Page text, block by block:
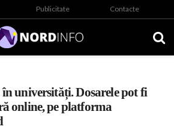
Publicitate Contacte
universități. Dosarele pot fi
online, pe platforma